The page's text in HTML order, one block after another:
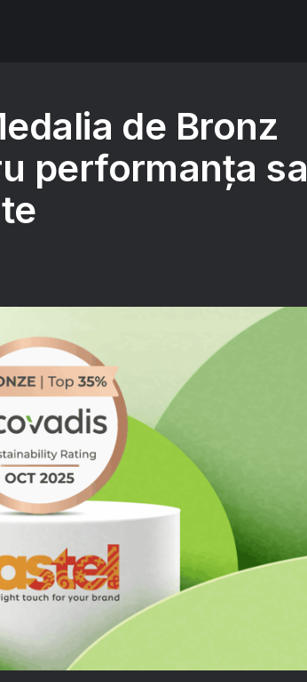
de Bronz
performanța sa